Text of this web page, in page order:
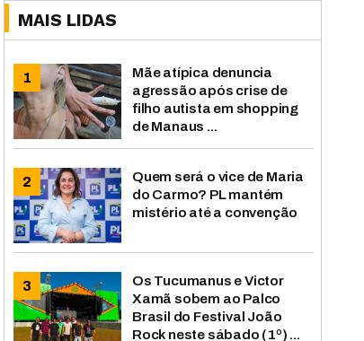
MAIS LIDAS
Mãe atípica denuncia
agressão após crise de
filho autista em shopping
de Manaus ...
Quem será o vice de Maria
do Carmo? PL mantém
mistério até a convenção
Os Tucumanus e Victor
Xamã sobem ao Palco
Brasil do Festival João
Rock neste sábado (1º) ...